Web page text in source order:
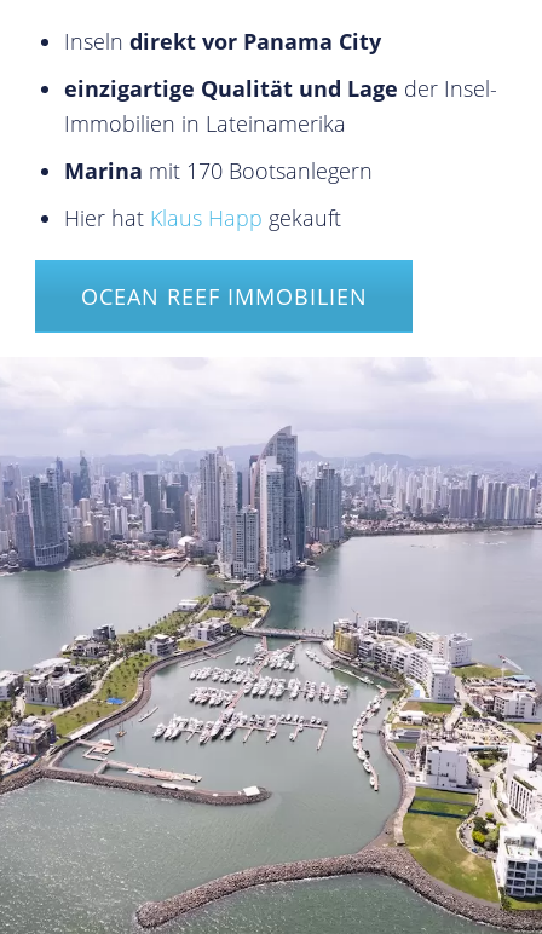
Inseln direkt vor Panama City
einzigartige Qualität und Lage der Insel-
Immobilien in Lateinamerika
Marina mit 170 Bootsanlegern
Hier hat Klaus Happ gekauft
OCEAN REEF IMMOBILIEN